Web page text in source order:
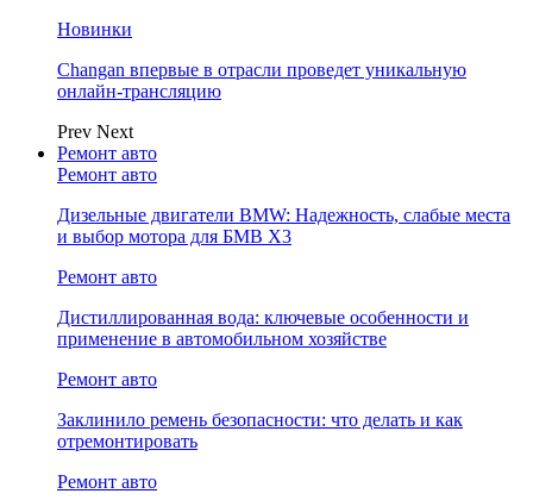
Новинки
Changan впервые в отрасли проведет уникальную
онлайн-трансляцию
Prev Next
Ремонт авто
Ремонт авто
Дизельные двигатели BMW: Надежность, слабые места
и выбор мотора для БМВ Х3
Ремонт авто
Дистиллированная вода: ключевые особенности и
применение в автомобильном хозяйстве
Ремонт авто
Заклинило ремень безопасности: что делать и как
отремонтировать
Ремонт авто